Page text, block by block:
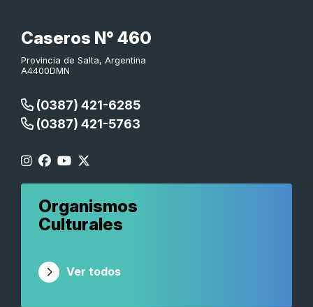
Caseros N° 460
Provincia de Salta, Argentina
A4400DMN
(0387) 421-6285
(0387) 421-5763
Organismos
Culturales
Ver todos